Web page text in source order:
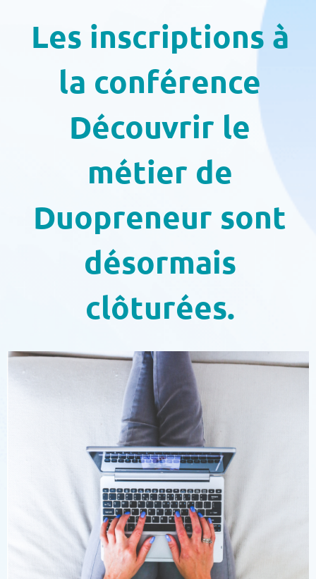
Les inscriptions à
la conférence
Découvrir le
métier de
Duopreneur sont
désormais
clôturées.